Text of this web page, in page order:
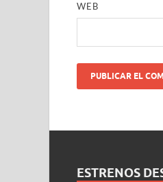
WEB
ESTRENOS